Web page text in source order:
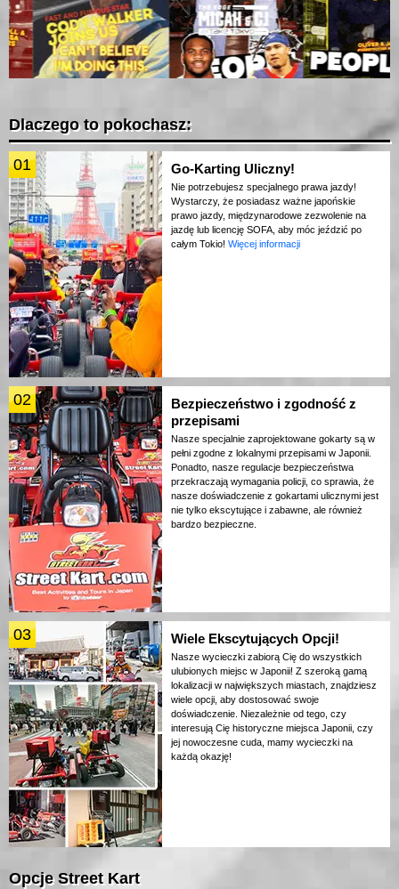
Dlaczego to pokochasz:
01 Go-Karting Uliczny!
Nie potrzebujesz specjalnego prawa jazdy!
Wystarczy, że posiadasz ważne japońskie
prawo jazdy, międzynarodowe zezwolenie na
jazdę lub licencję SOFA, aby móc jeździć po
całym Tokio! Więcej informacji
02
Bezpieczeństwo i zgodność z
przepisami
Nasze specjalnie zaprojektowane gokarty są w
pełni zgodne z lokalnymi przepisami w Japonii.
Ponadto, nasze regulacje bezpieczeństwa
przekraczają wymagania policji, co sprawia, że
nasze doświadczenie z gokartami ulicznymi jest
nie tylko ekscytujące i zabawne, ale również
bardzo bezpieczne.
03 Wiele Ekscytujących Opcji!
Nasze wycieczki zabiorą Cię do wszystkich
ulubionych miejsc w Japonii! Z szeroką gamą
lokalizacji w największych miastach, znajdziesz
wiele opcji, aby dostosować swoje
doświadczenie. Niezależnie od tego, czy
interesują Cię historyczne miejsca Japonii, czy
jej nowoczesne cuda, mamy wycieczki na
każdą okazję!
Opcje Street Kart